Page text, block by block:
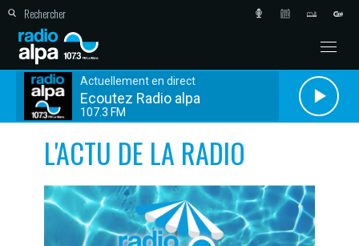
Actuellement en direct
Ecoutez Radio alpa
107.3 FM
L'ACTU DE LA RADIO